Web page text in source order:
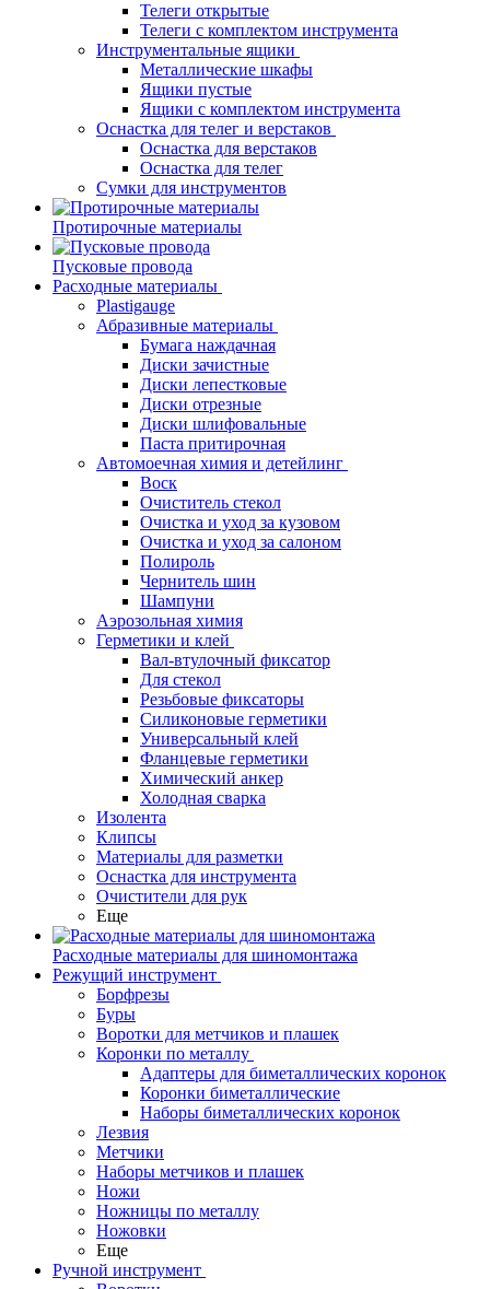
Телеги открытые
Телеги с комплектом инструмента
Инструментальные ящики
Металлические шкафы
Ящики пустые
Ящики с комплектом инструмента
Оснастка для телег и верстаков
Оснастка для верстаков
Оснастка для телег
Сумки для инструментов
Протирочные материалы
Пусковые провода
Расходные материалы
Plastigauge
Абразивные материалы
Бумага наждачная
Диски зачистные
Диски лепестковые
Диски отрезные
Диски шлифовальные
Паста притирочная
Автомоечная химия и детейлинг
Воск
Очиститель стекол
Очистка и уход за кузовом
Очистка и уход за салоном
Полироль
Чернитель шин
Шампуни
Аэрозольная химия
Герметики и клей
Вал-втулочный фиксатор
Для стекол
Резьбовые фиксаторы
Силиконовые герметики
Универсальный клей
Фланцевые герметики
Химический анкер
Холодная сварка
Изолента
Клипсы
Материалы для разметки
Оснастка для инструмента
Очистители для рук
Еще
Расходные материалы для шиномонтажа
Режущий инструмент
Борфрезы
Буры
Воротки для метчиков и плашек
Коронки по металлу
Адаптеры для биметаллических коронок
Коронки биметаллические
Наборы биметаллических коронок
Лезвия
Метчики
Наборы метчиков и плашек
Ножи
Ножницы по металлу
Ножовки
Еще
Ручной инструмент